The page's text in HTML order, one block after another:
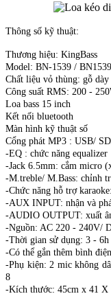
Thông số kỹ thuật:
Thương hiệu: KingBass
Model: BN-1539 / BN1539
Chất liệu vỏ thùng: gỗ dày
Công suất RMS: 200 -
Loa bass 15 inch
Kết nối bluetooth
Màn hình kỹ thuật số
Cổng phát MP3 : USB/
-EQ : chức năng equalizer
-Jack 6.5mm: cắm micro
-M.treble/ M.Bass: chỉnh
-Chức năng hỗ trợ
-AUX INPUT: nhận và
-AUDIO OUTPUT: xuất
-Nguồn: AC 220 - 240V/
-Thời gian sử dụng: 3 - 6h
-Có thể gắn thêm bình
-Phụ kiện: 2 mic không
8
-Kích thước: 45cm x 41 X